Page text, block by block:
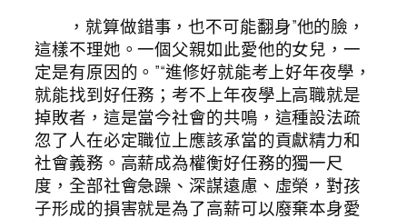
，就算做錯事，也不可能翻身”他的臉，
這樣不理她。一個父親如此愛他的女兒，一
定是有原因的。”“進修好就能考上好年夜學，
就能找到好任務；考不上年夜學上高職就是
掉敗者，這是當今社會的共鳴，這種設法疏
忽了人在必定職位上應該承當的貢獻精力和
社會義務。高薪成為權衡好任務的獨一尺
度，全部社會急躁、深謀遠慮、虛榮，對孩
子形成的損害就是為了高薪可以廢棄本身愛